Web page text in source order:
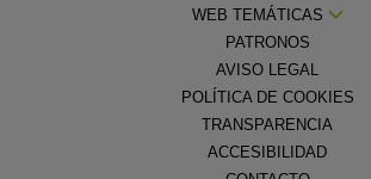
WEB TEMÁTICAS
PATRONOS
AVISO LEGAL
POLÍTICA DE COOKIES
TRANSPARENCIA
ACCESIBILIDAD